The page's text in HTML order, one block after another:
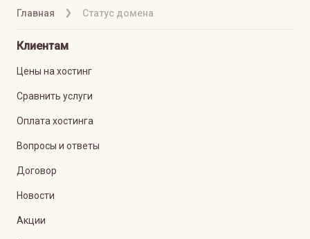
Главная Статус домена
Клиентам
Цены на хостинг
Сравнить услуги
Оплата хостинга
Вопросы и ответы
Договор
Новости
Акции